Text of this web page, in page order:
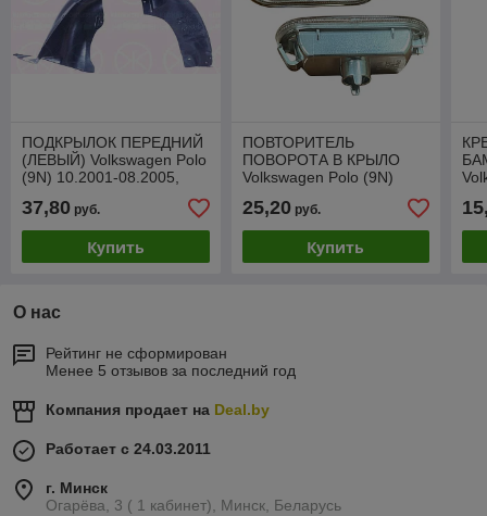
ПОДКРЫЛОК ПЕРЕДНИЙ
(ЛЕВЫЙ) Volkswagen Polo
(9N) 10.2001-08.2005,
37,80 руб.
Купить
ПОВТОРИТЕЛЬ
ПОВОРОТА В КРЫЛО
Volkswagen Polo (9N)
ZVW1412C
25,20руб.
Купить
О нас
Рейтинг не сформирован
Менее 5 отзывов за последний год
Компания продает на Deal.by
Работает с 24.03.2011
г. Минск
Огарёва, 3 ( 1 кабинет), Минск, Беларусь